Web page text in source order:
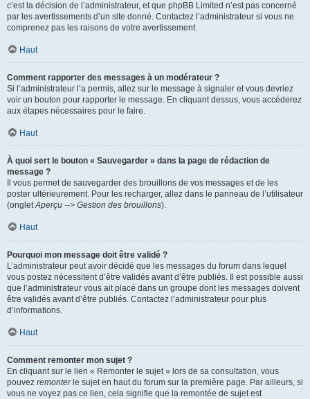
c’est la décision de l’administrateur, et que phpBB Limited n’est pas concerné
par les avertissements d’un site donné. Contactez l’administrateur si vous ne
comprenez pas les raisons de votre avertissement.
Haut
Comment rapporter des messages à un modérateur ?
Si l’administrateur l’a permis, allez sur le message à signaler et vous devriez
voir un bouton pour rapporter le message. En cliquant dessus, vous accéderez
aux étapes nécessaires pour le faire.
Haut
À quoi sert le bouton « Sauvegarder » dans la page de rédaction de
message ?
Il vous permet de sauvegarder des brouillons de vos messages et de les
poster ultérieurement. Pour les recharger, allez dans le panneau de l’utilisateur
(ongletAperçu --> Gestion des brouillons).
Haut
Pourquoi mon message doit être validé ?
L’administrateur peut avoir décidé que les messages du forum dans lequel
vous postez nécessitent d’être validés avant d’être publiés. Il est possible aussi
que l’administrateur vous ait placé dans un groupe dont les messages doivent
être validés avant d’être publiés. Contactez l’administrateur pour plus
d’informations.
Haut
Comment remonter mon sujet ?
En cliquant sur le lien « Remonter le sujet » lors de sa consultation, vous
pouvez remonterle sujet en haut du forum sur la première page. Par ailleurs, si
vous ne voyez pas ce lien, cela signifie que la remontée de sujet est